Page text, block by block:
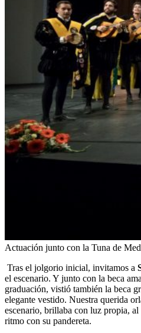
Actuación junto con la Tuna de
Tras el jolgorio inicial, invitamos a
el escenario. Y junto con la beca
graduación, vistió también la beca
elegante vestido. Nuestra querida
escenario, brillaba con luz propia,
ritmo con su pandereta.